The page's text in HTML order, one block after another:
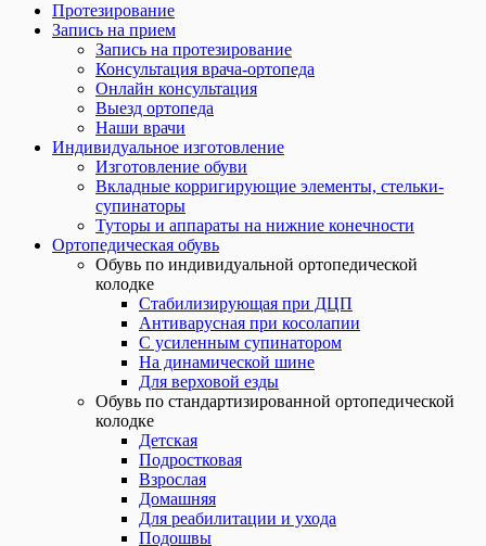
Протезирование
Запись на прием
Запись на протезирование
Консультация врача-ортопеда
Онлайн консультация
Выезд ортопеда
Наши врачи
Индивидуальное изготовление
Изготовление обуви
Вкладные корригирующие элементы, стельки-
супинаторы
Туторы и аппараты на нижние конечности
Ортопедическая обувь
Обувь по индивидуальной ортопедической
колодке
Стабилизирующая при ДЦП
Антиварусная при косолапии
С усиленным супинатором
На динамической шине
Для верховой езды
Обувь по стандартизированной ортопедической
колодке
Детская
Подростковая
Взрослая
Домашняя
Для реабилитации и ухода
Подошвы